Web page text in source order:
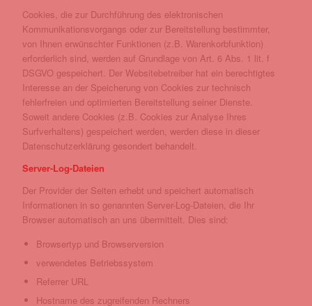
Cookies, die zur Durchführung des elektronischen
Kommunikationsvorgangs oder zur Bereitstellung bestimmter,
von Ihnen erwünschter Funktionen (z.B. Warenkorbfunktion)
erforderlich sind, werden auf Grundlage von Art. 6 Abs. 1 lit. f
DSGVO gespeichert. Der Websitebetreiber hat ein berechtigtes
Interesse an der Speicherung von Cookies zur technisch
fehlerfreien und optimierten Bereitstellung seiner Dienste.
Soweit andere Cookies (z.B. Cookies zur Analyse Ihres
Surfverhaltens) gespeichert werden, werden diese in dieser
Datenschutzerklärung gesondert behandelt.
Server-Log-Dateien
Der Provider der Seiten erhebt und speichert automatisch
Informationen in so genannten Server-Log-Dateien, die Ihr
Browser automatisch an uns übermittelt. Dies sind:
Browsertyp und Browserversion
verwendetes Betriebssystem
Referrer URL
Hostname des zugreifenden Rechners